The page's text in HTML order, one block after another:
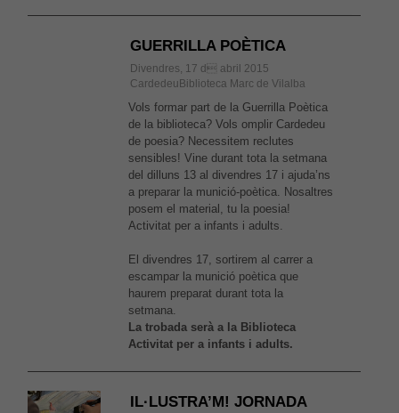
GUERRILLA POÈTICA
Divendres, 17 d abril 2015
CardedeuBiblioteca Marc de Vilalba
Vols formar part de la Guerrilla Poètica
de la biblioteca? Vols omplir Cardedeu
de poesia? Necessitem reclutes
sensibles! Vine durant tota la setmana
del dilluns 13 al divendres 17 i ajuda’ns
a preparar la munició-poètica. Nosaltres
posem el material, tu la poesia!
Activitat per a infants i adults.
El divendres 17, sortirem al carrer a
escampar la munició poètica que
haurem preparat durant tota la
setmana.
La trobada serà a la Biblioteca
Activitat per a infants i adults.
IL·LUSTRA’M! JORNADA